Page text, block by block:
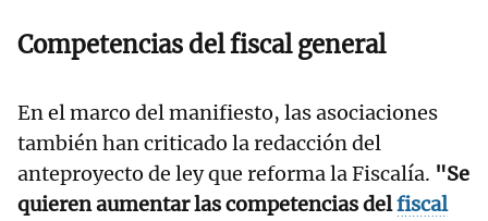
Competencias del fiscal general
En el marco del manifiesto, las asociaciones
también han criticado la redacción del
anteproyecto de ley que reforma la Fiscalía. "Se
quieren aumentar las competencias delfiscal